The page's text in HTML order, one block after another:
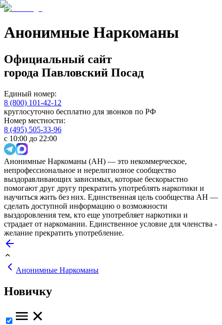
Анонимные Наркоманы
Официальный сайт
города Павловский Посад
Единый номер:
8 (800) 101-42-12
круглосуточно бесплатно для звонков по РФ
Номер местности:
8 (495) 505-33-96
с 10:00 до 22:00
Анонимные Наркоманы (АН) — это некоммерческое,
непрофессиональное и нерелигиозное сообщество
выздоравливающих зависимых, которые бескорыстно
помогают друг другу прекратить употреблять наркотики и
научиться жить без них. Единственная цель сообщества АН —
сделать доступной информацию о возможности
выздоровления тем, кто еще употребляет наркотики и
страдает от наркомании. Единственное условие для членства -
желание прекратить употребление.
Анонимные Наркоманы
Новичку